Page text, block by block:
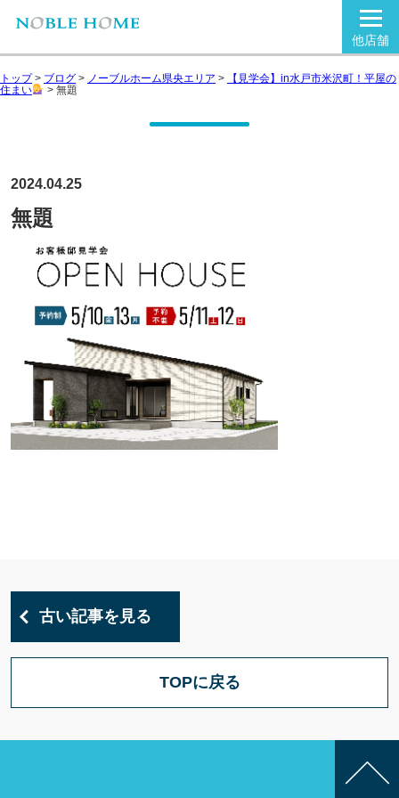
他店舗
トップ> ブログ > ノーブルホーム県央エリア >
【見学会】in水戸市米沢町！平屋の
住まい
> 無題
2024.04.25
無題
古い記事を見る
TOPに戻る